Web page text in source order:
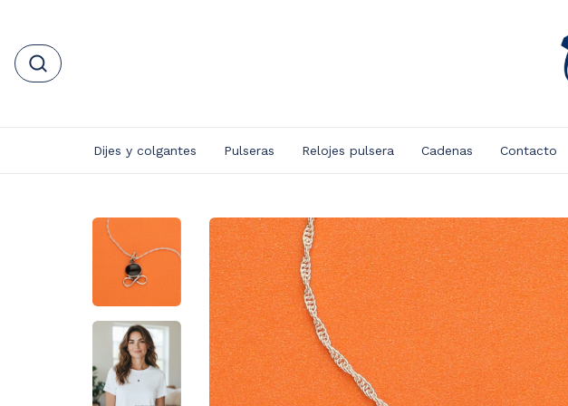
Dijes y colgantes Pulseras Relojes pulsera Cadenas Contacto